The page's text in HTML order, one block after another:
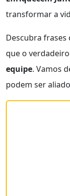
transformar a
Descubra
que o verdadeiro
equipe. Vamos
podem ser